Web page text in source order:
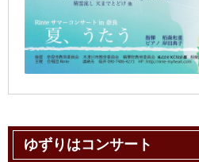
ゆずりはコンサート